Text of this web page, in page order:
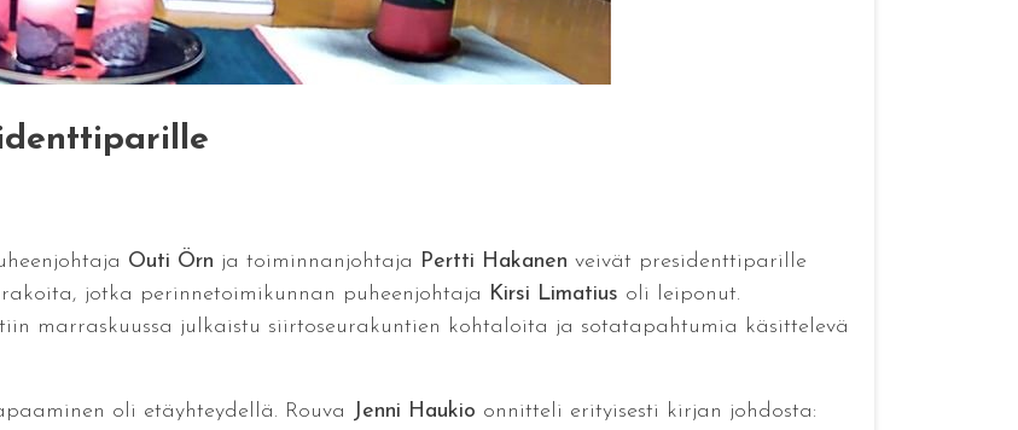
Outi Örn ja toiminnanjohtaja Pertti Hakanen veivät presidenttiparille
jotka perinnetoimikunnan puheenjohtaja Kirsi Limatius oli leiponut.
marraskuussa julkaistu siirtoseurakuntien kohtaloita ja sotatapahtumia käsittelevä
oli etäyhteydellä. Rouva Jenni Haukio onnitteli erityisesti kirjan johdosta: